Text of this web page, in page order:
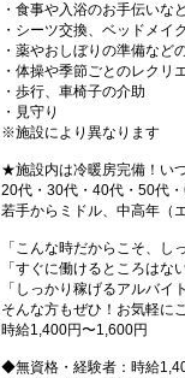
・食事や入浴のお手伝いな
・シーツ交換、ベッドメイ
・薬やおしぼりの準備など
・体操や季節ごとのレクリ
・歩行、車椅子の介助
・見守り
※施設により異なります
★施設内は冷暖房完備！い
20代・30代・40代・50代・
若手からミドル、中高年（
「こんな時だからこそ、し
「すぐに働けるところはな
「しっかり稼げるアルバイ
そんな方もぜひ！お気軽に
時給1,400円〜1,600円
◆無資格・経験者：時給